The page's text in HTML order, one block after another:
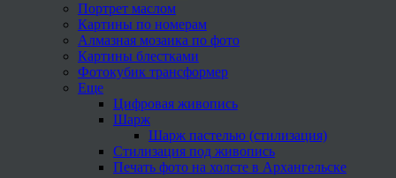
Портрет маслом
Картины по номерам
Алмазная мозаика по фото
Картины блестками
Фотокубик трансформер
Еще
Цифровая живопись
Шарж
Шарж пастелью (стилизация)
Стилизация под живопись
Печать фото на холсте в Архангельске